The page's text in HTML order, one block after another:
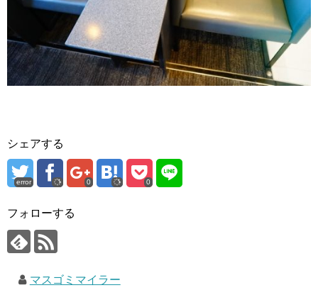
シェアする
error 0 0
フォローする
マスゴミマイラー